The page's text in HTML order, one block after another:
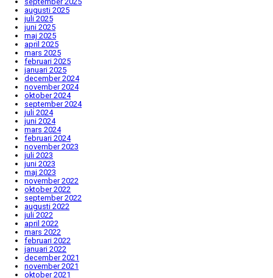
augusti 2025
juli 2025
juni 2025
maj 2025
april 2025
mars 2025
februari 2025
januari 2025
december 2024
november 2024
oktober 2024
september 2024
juli 2024
juni 2024
mars 2024
februari 2024
november 2023
juli 2023
juni 2023
maj 2023
november 2022
oktober 2022
september 2022
augusti 2022
juli 2022
april 2022
mars 2022
februari 2022
januari 2022
december 2021
november 2021
oktober 2021